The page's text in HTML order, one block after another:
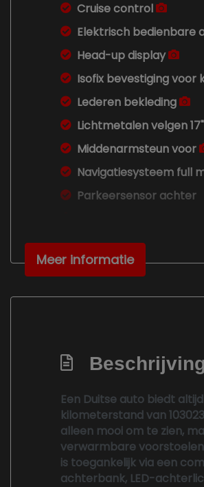
Cruise control
Elektrisch bedienbare
Head-up display
Isofix bevestiging voor
Lederen bekleding
Lichtmetalen velgen 17"
Middenarmsteun voor
Navigatiesysteem full
Parkeersensor achter
Voorstoelen verwarmd
Zwarte (glans)
Exterieur
Buitenspiegel(s)
Meer informatie
Beschrijving
Een Duitse auto biedt
kilometerstand van
alleen mooi om te zien,
verwarmbare
is toegankelijk via een
achterbank, LED-